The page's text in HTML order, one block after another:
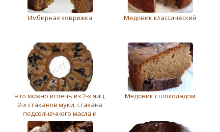
Имбирная коврижка Медовик классический
Что можно испечь из 2-х яиц,
2-х стаканов муки, стакана
подсолнечного масла и
стакана сахара
Медовик с шоколадом